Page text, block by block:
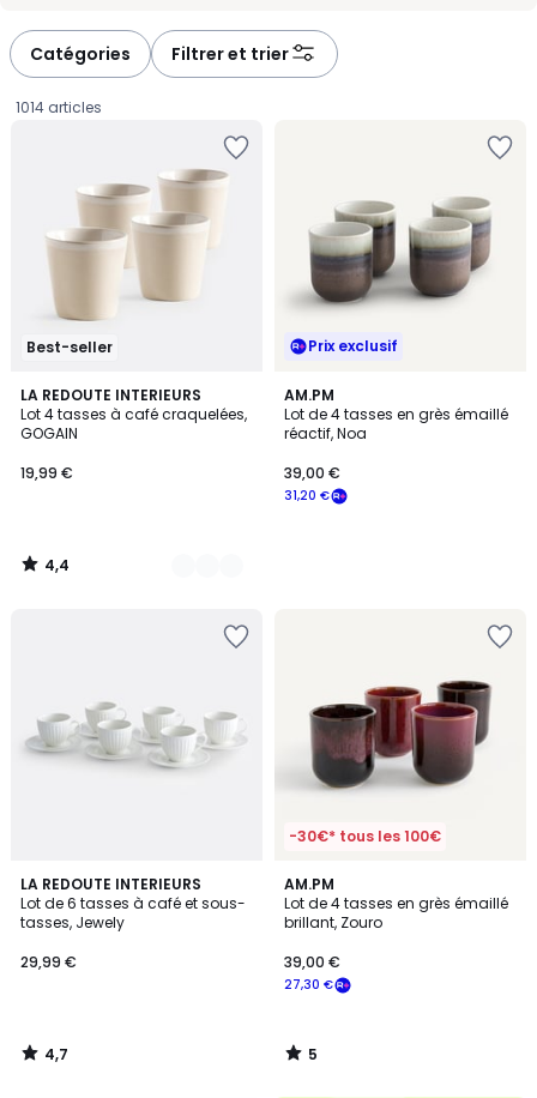
Catégories Filtrer et trier
1014 articles
Best-seller
LA REDOUTE INTERIEURS
Lot 4 tasses à café craquelées,
GOGAIN
€.
19,99 €
4,4
/ 5
4
Couleurs
4,4
/
Prix exclusif
AM.PM
Lot de 4 tasses en grès émaillé
réactif, Noa
31,20 €
39,00 €
LA REDOUTE INTERIEURS
Lot de 6 tasses à café et sous-
tasses, Jewely
29,99 €
4,7
/ 5
4,7
/
-30€* tous les 100€
AM.PM
Lot de 4 tasses en grès émaillé
brillant, Zouro
27,30 €
39,00 €
5
/
5
5
/